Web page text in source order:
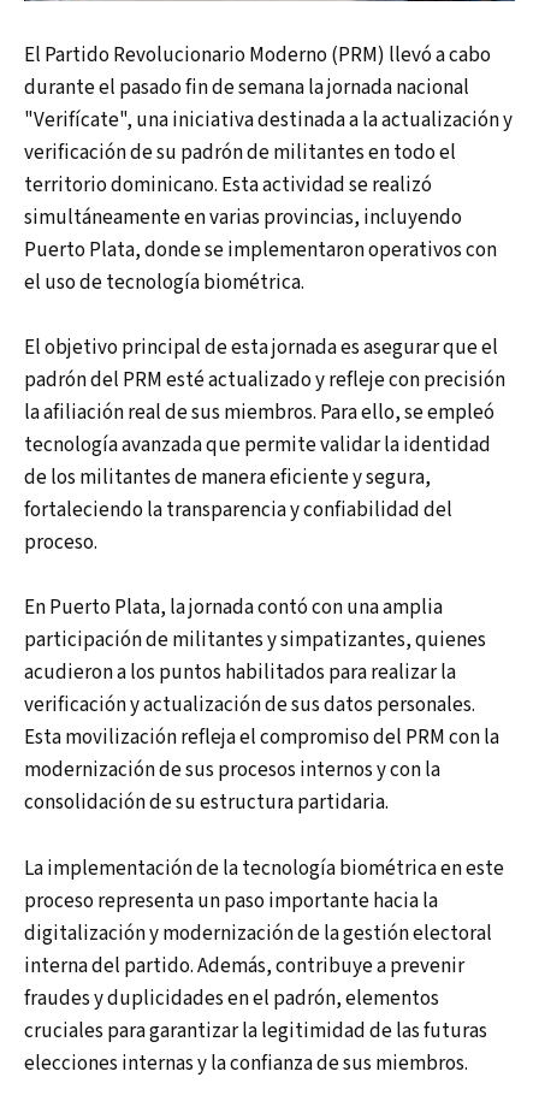
El Partido Revolucionario Moderno (PRM) llevó a cabo
durante el pasado fin de semana la jornada nacional
"Verifícate", una iniciativa destinada a la actualización y
verificación de su padrón de militantes en todo el
territorio dominicano. Esta actividad se realizó
simultáneamente en varias provincias, incluyendo
Puerto Plata, donde se implementaron operativos con
el uso de tecnología biométrica.
El objetivo principal de esta jornada es asegurar que el
padrón del PRM esté actualizado y refleje con precisión
la afiliación real de sus miembros. Para ello, se empleó
tecnología avanzada que permite validar la identidad
de los militantes de manera eficiente y segura,
fortaleciendo la transparencia y confiabilidad del
proceso.
En Puerto Plata, la jornada contó con una amplia
participación de militantes y simpatizantes, quienes
acudieron a los puntos habilitados para realizar la
verificación y actualización de sus datos personales.
Esta movilización refleja el compromiso del PRM con la
modernización de sus procesos internos y con la
consolidación de su estructura partidaria.
La implementación de la tecnología biométrica en este
proceso representa un paso importante hacia la
digitalización y modernización de la gestión electoral
interna del partido. Además, contribuye a prevenir
fraudes y duplicidades en el padrón, elementos
cruciales para garantizar la legitimidad de las futuras
elecciones internas y la confianza de sus miembros.